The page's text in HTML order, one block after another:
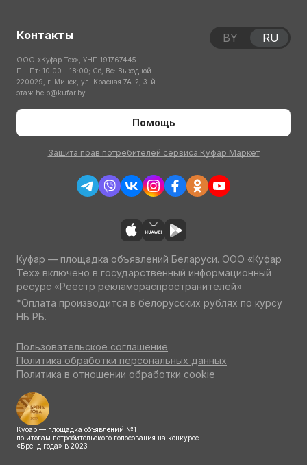
Контакты
ООО «Куфар Тех», УНП 191767445
Пн-Пт: 10:00 – 18:00; Сб, Вс: Выходной
220029, г. Минск, ул. Красная 7А-2, 3-й
этаж help@kufar.by
Помощь
Защита прав потребителей сервиса Куфар Маркет
BY RU
Куфар — площадка объявлений Беларуси. ООО «Куфар
Тех» включено в государственный информационный
ресурс «Реестр рекламораспространителей»
*Оплата производится в белорусских рублях по курсу
НБ РБ.
Пользовательское соглашение
Политика обработки персональных данных
Политика в отношении обработки cookie
Куфар — площадка объявлений №1
по итогам потребительского голосования на конкурсе
«Бренд года» в 2023